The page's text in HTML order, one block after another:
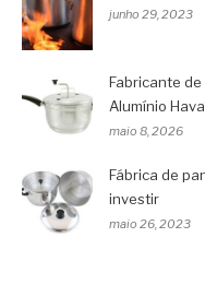
junho 29, 2023
Fabricante
Alumínio
maio 8, 2026
Fábrica de
investir
maio 26, 2023